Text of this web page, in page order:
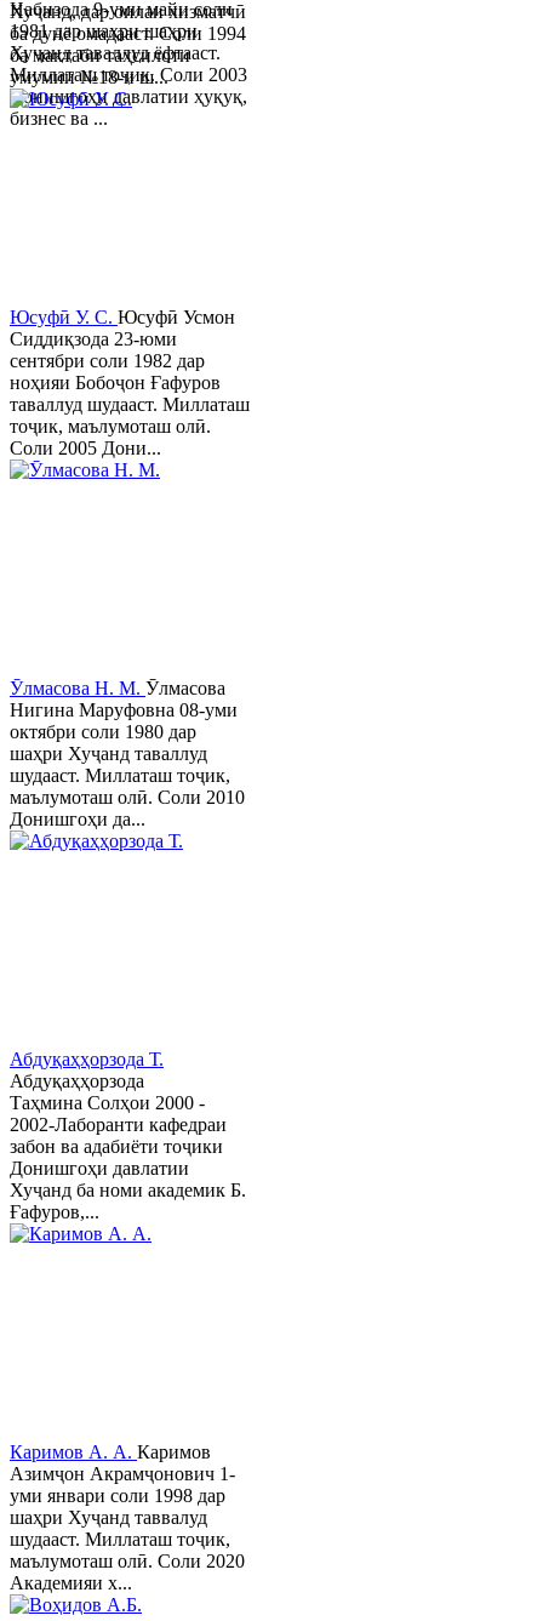
Набизода 9-уми майи соли
1981 дар шаҳри шаҳри
Хуҷанд таваллуд ёфтааст.
Миллаташ тоҷик. Соли 2003
Донишгоҳи давлатии ҳуқуқ,
бизнес ва ...
Хуҷанд, дар оилаи хизматчӣ
ба дунё омадааст. Соли 1994
ба мактаби таҳсилоти
умумии №18-и ш...
Юсуфӣ У. C. Юсуфӣ Усмон
Сиддиқзода 23-юми
сентябри соли 1982 дар
ноҳияи Бобоҷон Ғафуров
таваллуд шудааст. Миллаташ
тоҷик, маълумоташ олӣ.
Соли 2005 Дони...
Ӯлмасова Н. М. Ӯлмасова
Нигина Маруфовна 08-уми
октябри соли 1980 дар
шаҳри Хуҷанд таваллуд
шудааст. Миллаташ тоҷик,
маълумоташ олӣ. Соли 2010
Донишгоҳи да...
Абдуқаҳҳорзода Т.
Абдуқаҳҳорзода
Таҳмина Солҳои 2000 -
2002-Лаборанти кафедраи
забон ва адабиёти тоҷики
Донишгоҳи давлатии
Хуҷанд ба номи академик Б.
Ғафуров,...
Каримов А. А. Каримов
Азимҷон Акрамҷонович 1-
уми январи соли 1998 дар
шаҳри Хуҷанд таввалуд
шудааст. Миллаташ тоҷик,
маълумоташ олӣ. Соли 2020
Академияи х...